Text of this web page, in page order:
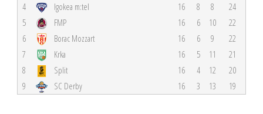
4
Igokea m:tel 16 8 8
24
5
FMP 16 6 10
22
6
Borac Mozzart 16 6 9
22
7
Krka 16 5 11
21
8
Split 16 4 12
20
9
SC Derby 16 3 13 19